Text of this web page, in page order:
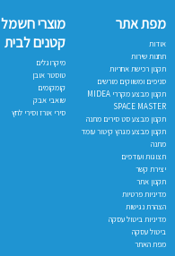
מפת אתר
אודות
תחנות שירות
תקנון רכישת אחריות
סניפים ומשווקים מורשים
תקנון מבצע מקררי MIDEA
SPACE MASTER
תקנון מבצע סט סירים מתנה
תקנון מבצע מגהץ קיטור עומד
מתנה
תצוגות ועודפים
יצירת קשר
תקנון אתר
מדיניות פרטיות
הצהרת נגישות
מדיניות ביטול עסקה
ביטול עסקה
מפת האתר
מוצרי חשמל
קטנים לבית
מיקרוגלים
טוסטר אובן
קומקומים
שואבי אבק
סירי אורז וסירי לחץ